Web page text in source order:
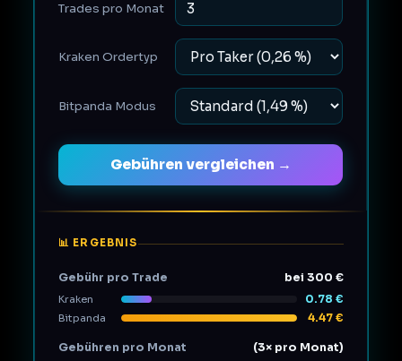
Trades pro Monat
Kraken Ordertyp
Bitpanda Modus
Gebühren vergleichen →
📊 ERGEBNIS
Gebühr pro Trade bei 300 €
Kraken 0.78 €
Bitpanda 4.47 €
Gebühren pro Monat (3× pro Monat)